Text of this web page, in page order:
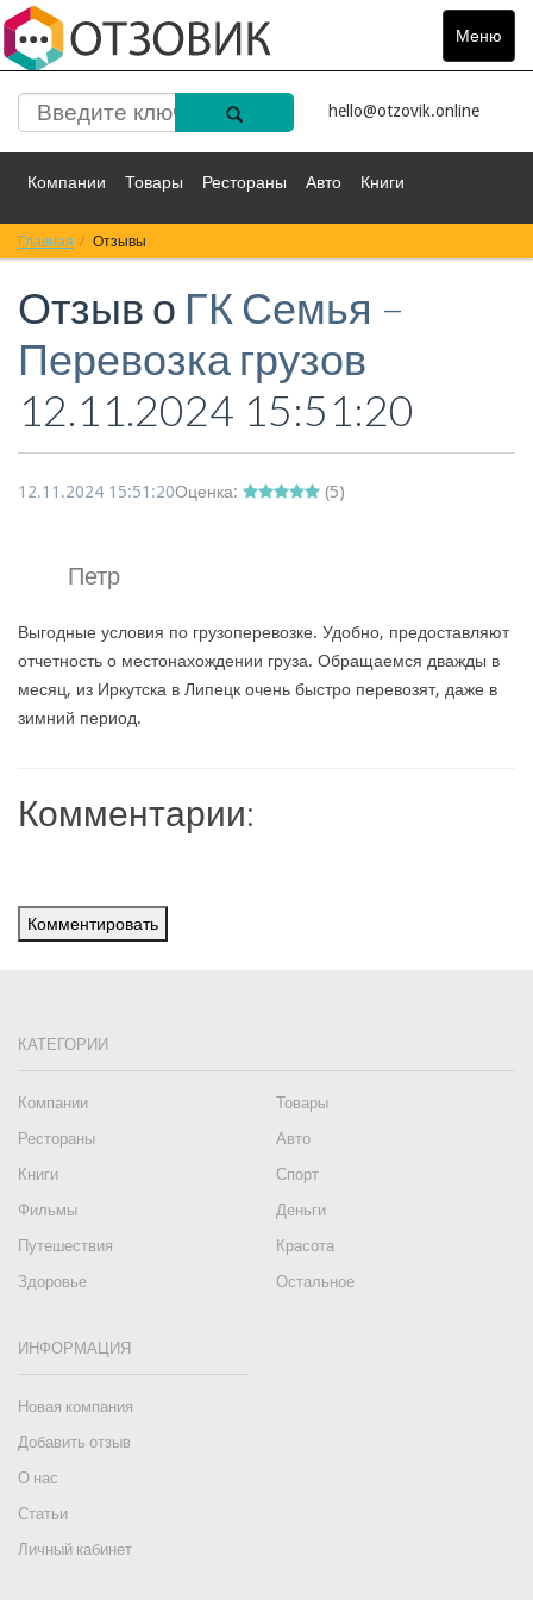
Меню
Toggle
hello@otzovik.online
Компании Товары Рестораны Авто Книги
Спорт Фильмы
Красота Здоровье Остальное
Главная Отзывы
Отзыв о ГК Семья –
Перевозка грузов
12.11.2024 15:51:20
12.11.2024 15:51:20Оценка: (5)
Петр
Выгодные условия по грузоперевозке. Удобно, предоставляют
отчетность о местонахождении груза. Обращаемся дважды в
месяц, из Иркутска в Липецк очень быстро перевозят, даже в
зимний период.
Комментарии:
Комментировать
КАТЕГОРИИ
Компании
Товары
Рестораны
Авто
Книги
Спорт
Фильмы
Деньги
Путешествия
Красота
Здоровье
Остальное
ИНФОРМАЦИЯ
Новая компания
Добавить отзыв
О нас
Статьи
Личный кабинет